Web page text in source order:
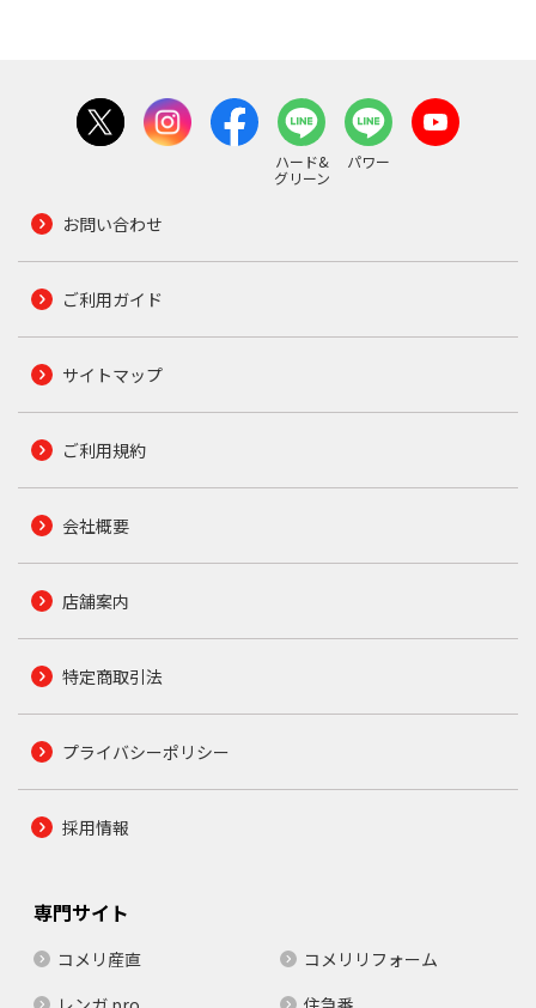
ハード&
グリーン
パワー
お問い合わせ
ご利用ガイド
サイトマップ
ご利用規約
会社概要
店舗案内
特定商取引法
プライバシーポリシー
採用情報
専門サイト
コメリ産直
コメリリフォーム